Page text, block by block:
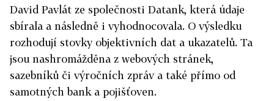
David Pavlát ze společnosti Datank, která údaje
sbírala a následně i vyhodnocovala. O výsledku
rozhodují stovky objektivních dat a ukazatelů. Ta
jsou nashromážděna z webových stránek,
sazebníků či výročních zpráv a také přímo od
samotných bank a pojišťoven.